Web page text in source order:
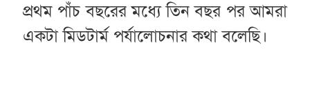
প্রথম পাঁচ বছরের মধ্যে তিন বছর পর আমরা
একটা মিডটার্ম পর্যালোচনার কথা বলেছি।